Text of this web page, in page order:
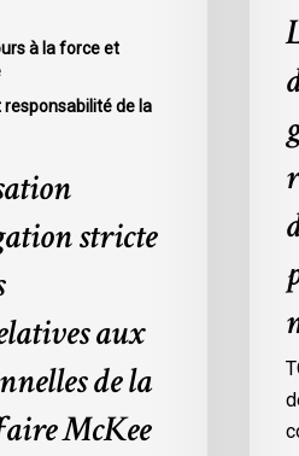
à la force et
de la
stricte
aux
de la
McKee
l’aide